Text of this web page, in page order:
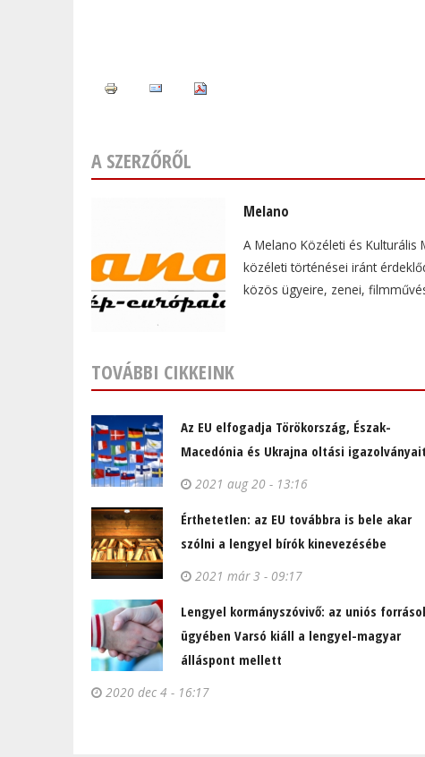
A SZERZŐRŐL
Melano
A Melano Közéleti és
közéleti történései iránt
közös ügyeire, zenei,
TOVÁBBI CIKKEINK
Az EU elfogadja Törökország, Észak-
Macedónia és Ukrajna oltási igazolványait
2021 aug 20 - 13:16
Érthetetlen: az EU továbbra is bele akar
szólni a lengyel bírók kinevezésébe
2021 már 3 - 09:17
Lengyel kormányszóvivő: az uniós
ügyében Varsó kiáll a lengyel-magyar
álláspont mellett
2020 dec 4 - 16:17